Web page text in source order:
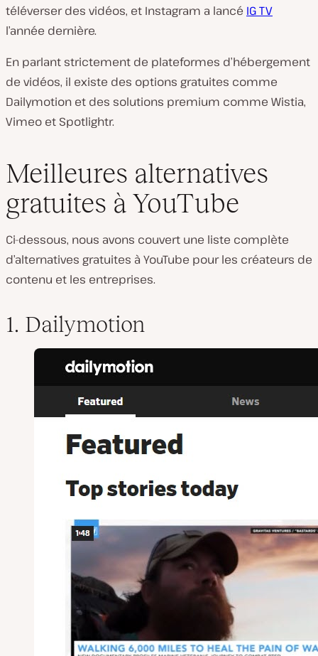
téléverser des vidéos, et Instagram a lancé IG TV
l’année dernière.
En parlant strictement de plateformes d’hébergement
de vidéos, il existe des options gratuites comme
Dailymotion et des solutions premium comme Wistia,
Vimeo et Spotlightr.
Meilleures alternatives
gratuites à YouTube
Ci-dessous, nous avons couvert une liste complète
d’alternatives gratuites à YouTube pour les créateurs de
contenu et les entreprises.
1. Dailymotion